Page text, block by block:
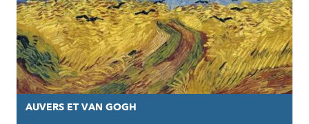
AUVERS ET VAN GOGH